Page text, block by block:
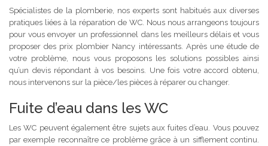
Spécialistes de la plomberie, nos experts sont habitués aux diverses
pratiques liées à la réparation de WC. Nous nous arrangeons toujours
pour vous envoyer un professionnel dans les meilleurs délais et vous
proposer des prix plombier Nancy intéressants. Après une étude de
votre problème, nous vous proposons les solutions possibles ainsi
qu’un devis répondant à vos besoins. Une fois votre accord obtenu,
nous intervenons sur la pièce/les pièces à réparer ou changer.
Fuite d’eau dans les WC
Les WC peuvent également être sujets aux fuites d’eau. Vous pouvez
par exemple reconnaître ce problème grâce à un sifflement continu.